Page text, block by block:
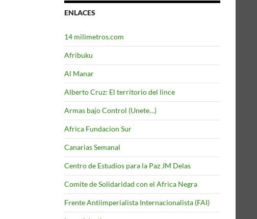
ENLACES
14 milimetros.com
Afribuku
Al Manar
Alberto Cruz: El territorio del lince
Armas bajo Control (Unete…)
Africa Fundacion Sur
Canarias Semanal
Centro de Estudios para la Paz JM Delas
Comite de Solidaridad con el Africa Negra
Frente Antiimperialista Internacionalista (FAI)